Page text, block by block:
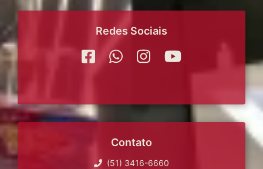
Redes Sociais
Contato
(51) 3416-6660